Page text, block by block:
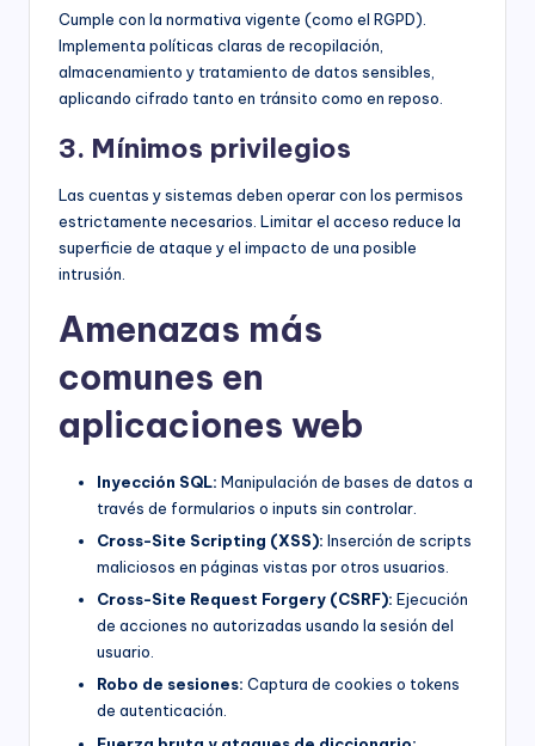
Cumple con la normativa vigente (como el RGPD).
Implementa políticas claras de recopilación,
almacenamiento y tratamiento de datos sensibles,
aplicando cifrado tanto en tránsito como en reposo.
3. Mínimos privilegios
Las cuentas y sistemas deben operar con los permisos
estrictamente necesarios. Limitar el acceso reduce la
superficie de ataque y el impacto de una posible
intrusión.
Amenazas más
comunes en
aplicaciones web
Inyección SQL: Manipulación de bases de datos a
través de formularios o inputs sin controlar.
Cross-Site Scripting (XSS): Inserción de scripts
maliciosos en páginas vistas por otros usuarios.
Cross-Site Request Forgery (CSRF): Ejecución
de acciones no autorizadas usando la sesión del
usuario.
Robo de sesiones: Captura de cookies o tokens
de autenticación.